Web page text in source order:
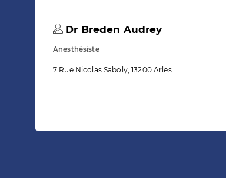
Dr Breden Audrey
Anesthésiste
7 Rue Nicolas Saboly, 13200 Arles